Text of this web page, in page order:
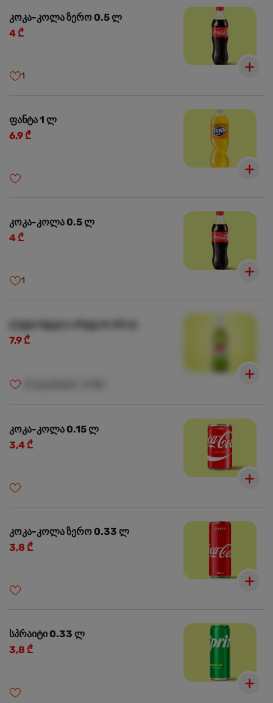
კოკა-კოლა ზერო 0.5 ლ
4 ₾
1
ფანტა 1 ლ
6,9 ₾
კოკა-კოლა 0.5 ლ
4 ₾
1
ლუდი სტელა არტუა 0.33 ლ
7,9 ₾
კოკა-კოლა 0.15 ლ
3,4 ₾
კოკა-კოლა ზერო 0.33 ლ
3,8 ₾
სპრაიტი 0.33 ლ
3,8 ₾